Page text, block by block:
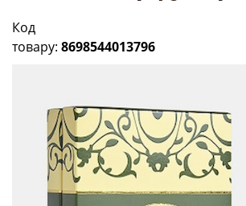
Код
товару: 8698544013796